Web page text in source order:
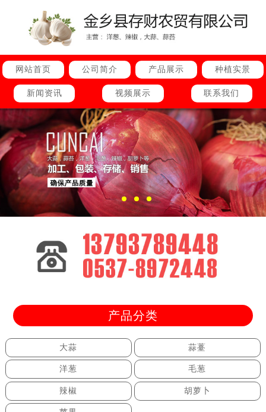
网站首页 公司简介 产品展示 种植实景
新闻资讯 视频展示 联系我们
产品分类
大蒜 蒜薹
洋葱 毛葱
辣椒 胡萝卜